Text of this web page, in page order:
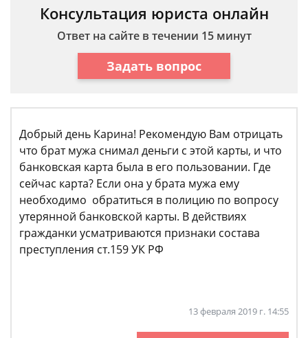
Консультация юриста онлайн
Ответ на сайте в течении 15 минут
Задать вопрос
Добрый день Карина! Рекомендую Вам отрицать
что брат мужа снимал деньги с этой карты, и что
банковская карта была в его пользовании. Где
сейчас карта? Если она у брата мужа ему
необходимо обратиться в полицию по вопросу
утерянной банковской карты. В действиях
гражданки усматриваются признаки состава
преступления ст.159 УК РФ
13 февраля 2019 г. 14:55